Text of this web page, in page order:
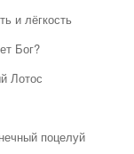
и лёгкость
Бог?
Лотос
поцелуй